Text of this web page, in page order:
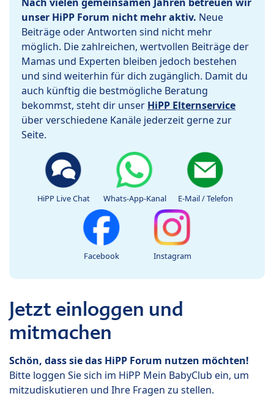
unser HiPP Forum nicht mehr aktiv. Neue
Beiträge oder Antworten sind nicht mehr
möglich. Die zahlreichen, wertvollen Beiträge der
Mamas und Experten bleiben jedoch bestehen
und sind weiterhin für dich zugänglich. Damit du
auch künftig die bestmögliche Beratung
bekommst, steht dir unser HiPP Elternservice
über verschiedene Kanäle jederzeit gerne zur
Seite.
HiPP Live Chat Whats-App-Kanal E-Mail / Telefon
Facebook Instagram
Jetzt einloggen und
mitmachen
Schön, dass sie das HiPP Forum nutzen möchten!
Bitte loggen Sie sich im HiPP Mein BabyClub ein, um
mitzudiskutieren und Ihre Fragen zu stellen.